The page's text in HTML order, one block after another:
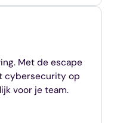
Met de escape
cybersecurity op
voor je team.